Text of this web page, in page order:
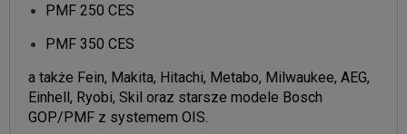
PMF 250 CES
PMF 350 CES
a także Fein, Makita, Hitachi, Metabo, Milwaukee, AEG,
Einhell, Ryobi, Skil oraz starsze modele Bosch
GOP/PMF z systemem OIS.